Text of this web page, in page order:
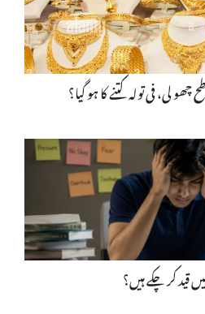
لی، فی تولہ کتنے کا ہو گیا؟
قید کر چکے ہیں؟